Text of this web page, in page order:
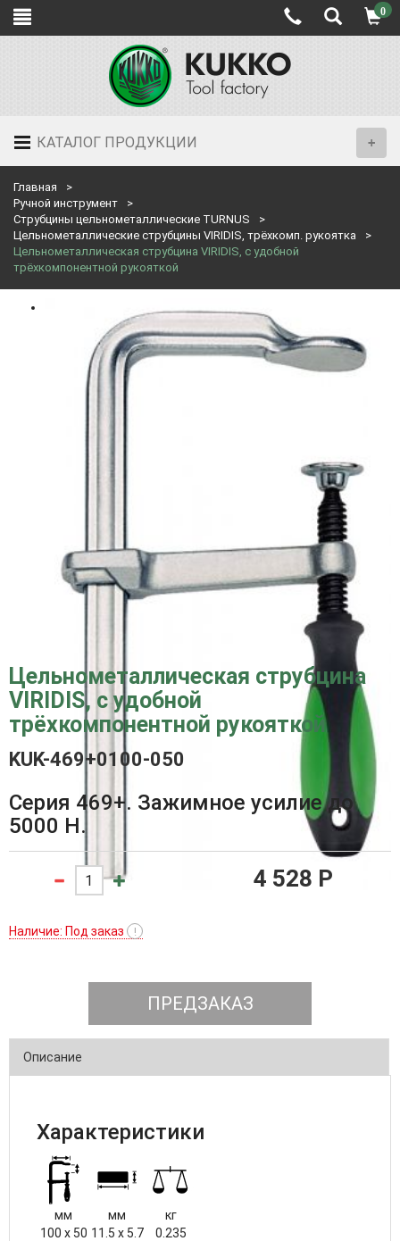
0
КАТАЛОГ ПРОДУКЦИИ
Главная
Ручной инструмент
Струбцины цельнометаллические TURNUS
Цельнометаллические струбцины VIRIDIS, трёхкомп. рукоятка
Цельнометаллическая струбцина VIRIDIS, с удобной
трёхкомпонентной рукояткой
Цельнометаллическая струбцина
VIRIDIS, с удобной
трёхкомпонентной рукояткой
KUK-469+0100-050
Серия 469+. Зажимное усилие до
5000 Н.
4 528 P
Наличие: Под заказ !
ПРЕДЗАКАЗ
Описание
Характеристики
мм мм
кг
100 x 50 11.5 x 5.7 0.235